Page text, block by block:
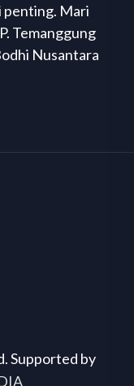
penting. Mari
Temanggung
Nusantara
Supported by